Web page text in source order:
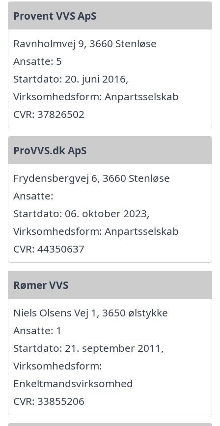
Provent VVS ApS
Ravnholmvej 9, 3660 Stenløse
Ansatte: 5
Startdato: 20. juni 2016,
Virksomhedsform: Anpartsselskab
CVR: 37826502
ProVVS.dk ApS
Frydensbergvej 6, 3660 Stenløse
Ansatte:
Startdato: 06. oktober 2023,
Virksomhedsform: Anpartsselskab
CVR: 44350637
Rømer VVS
Niels Olsens Vej 1, 3650 ølstykke
Ansatte: 1
Startdato: 21. september 2011,
Virksomhedsform:
Enkeltmandsvirksomhed
CVR: 33855206